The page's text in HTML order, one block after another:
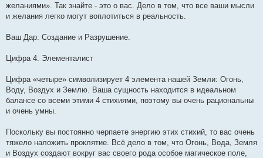
желаниями». Так знайте - это о вас. Дело в том, что все ваши мысли
и желания легко могут воплотиться в реальность.
Ваш Дар: Создание и Разрушение.
Цифра 4. Элементалист
Цифра «четыре» символизирует 4 элемента нашей Земли: Огонь,
Воду, Воздух и Землю. Ваша сущность находится в идеальном
балансе со всеми этими 4 стихиями, поэтому вы очень рациональны
и очень умны.
Поскольку вы постоянно черпаете энергию этих стихий, то вас очень
тяжело наложить проклятие. Всё дело в том, что Огонь, Вода, Земля
и Воздух создают вокруг вас своего рода особое магическое поле,